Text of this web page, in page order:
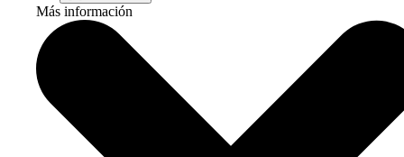
Más información